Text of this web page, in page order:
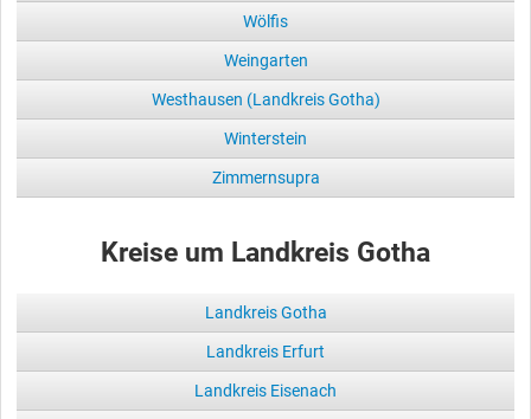
Wölfis
Weingarten
Westhausen (Landkreis Gotha)
Winterstein
Zimmernsupra
Kreise um Landkreis Gotha
Landkreis Gotha
Landkreis Erfurt
Landkreis Eisenach